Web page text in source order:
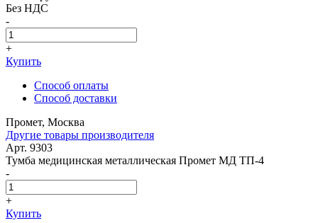
Без НДС
-
+
Купить
Способ оплаты
Способ доставки
Промет, Москва
Другие товары производителя
Арт. 9303
Тумба медицинская металлическая Промет МД ТП-4
-
+
Купить